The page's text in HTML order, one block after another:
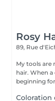
Rosy
89, Rue
My tools are
hair. When
beginning
Coloration